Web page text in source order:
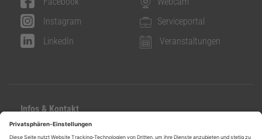
Instagram
LinkedIn
Serviceportal
Veranstaltungen
Infos & Kontakt
Kontakt